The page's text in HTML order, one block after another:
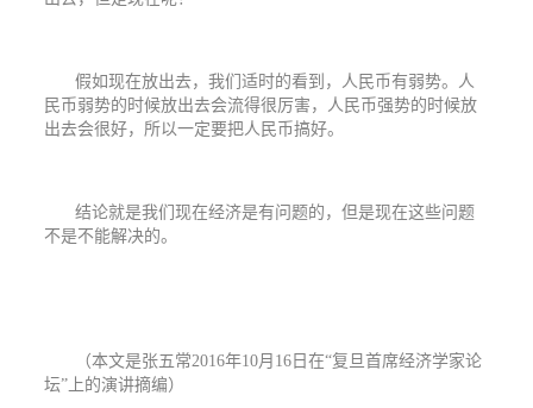
假如现在放出去，我们适时的看到，人民币有弱势。人
民币弱势的时候放出去会流得很厉害，人民币强势的时候放
出去会很好，所以一定要把人民币搞好。
结论就是我们现在经济是有问题的，但是现在这些问题
不是不能解决的。
（本文是张五常2016年10月 16日在“复旦首席经济学家论
坛”上的演讲摘编）